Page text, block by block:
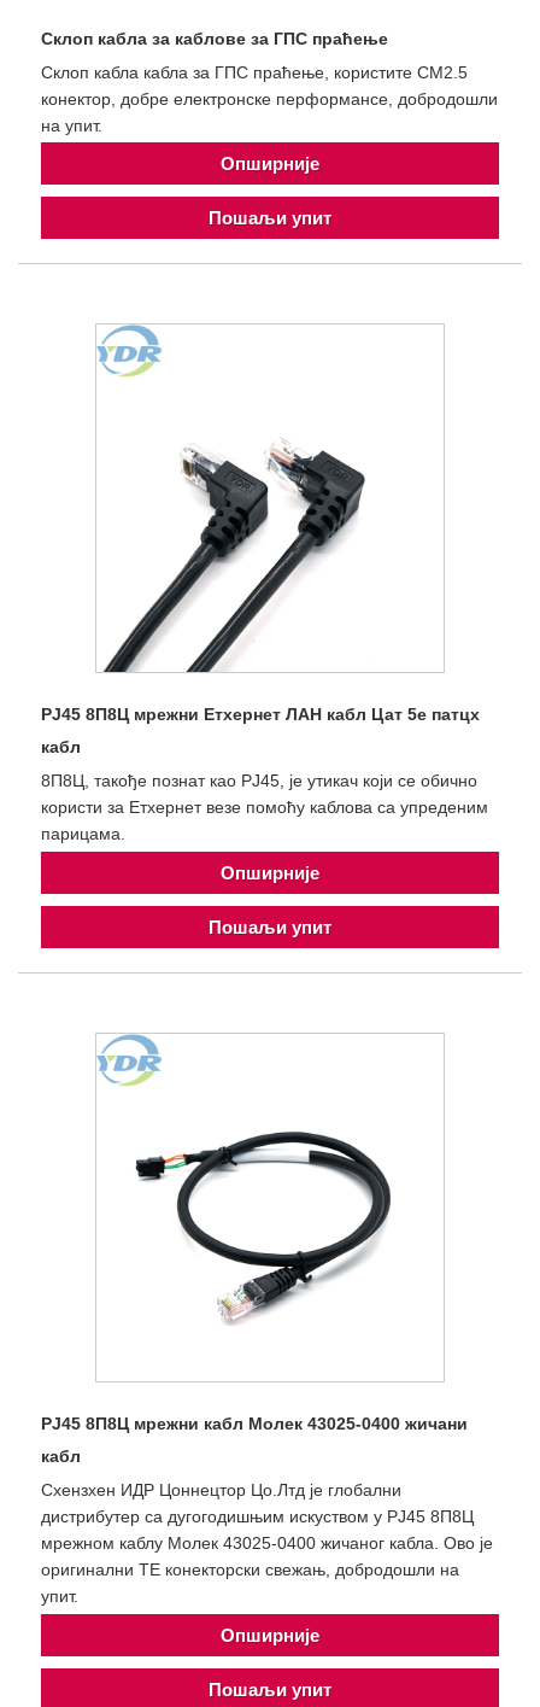
Склоп кабла за каблове за ГПС праћење
Склоп кабла кабла за ГПС праћење, користите СМ2.5
конектор, добре електронске перформансе, добродошли
на упит.
Опширније
Пошаљи упит
РЈ45 8П8Ц мрежни Етхернет ЛАН кабл Цат 5е патцх
кабл
8П8Ц, такође познат као РЈ45, је утикач који се обично
користи за Етхернет везе помоћу каблова са упреденим
парицама.
Опширније
Пошаљи упит
РЈ45 8П8Ц мрежни кабл Молек 43025-0400 жичани
кабл
Схензхен ИДР Цоннецтор Цо.Лтд је глобални
дистрибутер са дугогодишњим искуством у РЈ45 8П8Ц
мрежном каблу Молек 43025-0400 жичаног кабла. Ово је
оригинални ТЕ конекторски свежањ, добродошли на
упит.
Опширније
Пошаљи упит